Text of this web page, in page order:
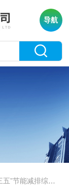
导航
能减排综合工作方案